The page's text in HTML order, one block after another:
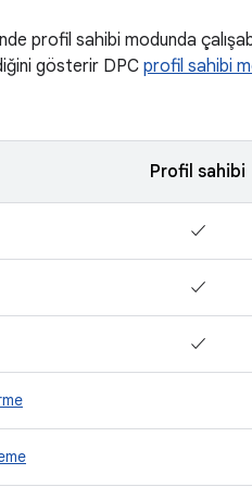
profil sahibi modunda
gösterir DPC profil sahibi
Profil sahibi
✓
✓
✓